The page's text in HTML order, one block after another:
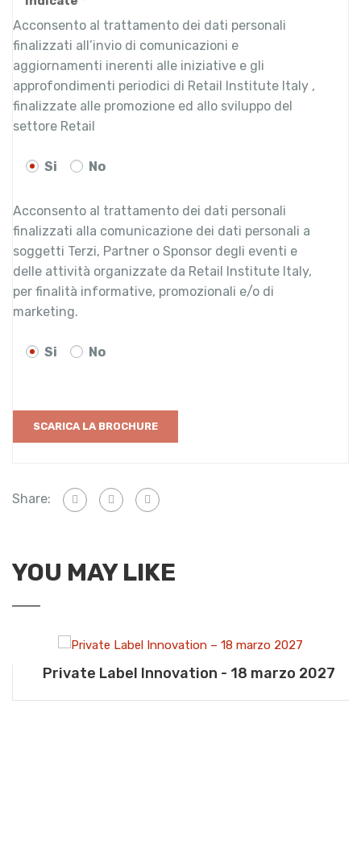
Acconsento al trattamento dei dati personali
finalizzati all’invio di comunicazioni e
aggiornamenti inerenti alle iniziative e gli
approfondimenti periodici di Retail Institute Italy ,
finalizzate alle promozione ed allo sviluppo del
settore Retail
Si No
Acconsento al trattamento dei dati personali
finalizzati alla comunicazione dei dati personali a
soggetti Terzi, Partner o Sponsor degli eventi e
delle attività organizzate da Retail Institute Italy,
per finalità informative, promozionali e/o di
marketing.
Si No
Share:
YOU MAY LIKE
Private Label Innovation - 18 marzo 2027